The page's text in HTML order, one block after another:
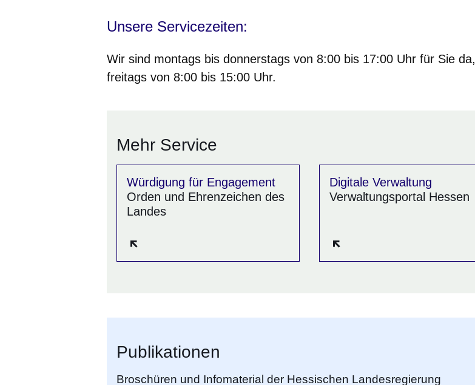
Unsere Servicezeiten:
Wir sind montags bis donnerstags von 8:00 bis 17:00 Uhr für Sie da,
freitags von 8:00 bis 15:00 Uhr.
Mehr Service
Würdigung für Engagement
Orden und Ehrenzeichen des
Landes
Digitale Verwaltung
Verwaltungsportal Hessen
Publikationen
Broschüren und Infomaterial der Hessischen Landesregierung